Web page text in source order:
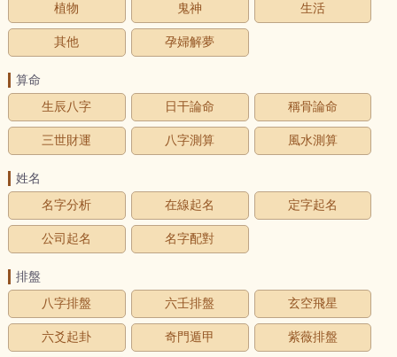
植物 鬼神 生活
其他 孕婦解夢
算命
生辰八字
日干論命 稱骨論命
三世財運 八字測算 風水測算
姓名
名字分析
在線起名 定字起名
公司起名 名字配對
排盤
八字排盤
六壬排盤 玄空飛星
六爻起卦 奇門遁甲 紫薇排盤